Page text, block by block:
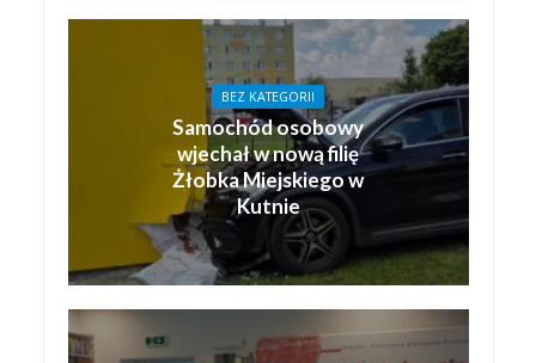
BEZ KATEGORII
Samochód osobowy
wjechał w nową filię
Żłobka Miejskiego w
Kutnie